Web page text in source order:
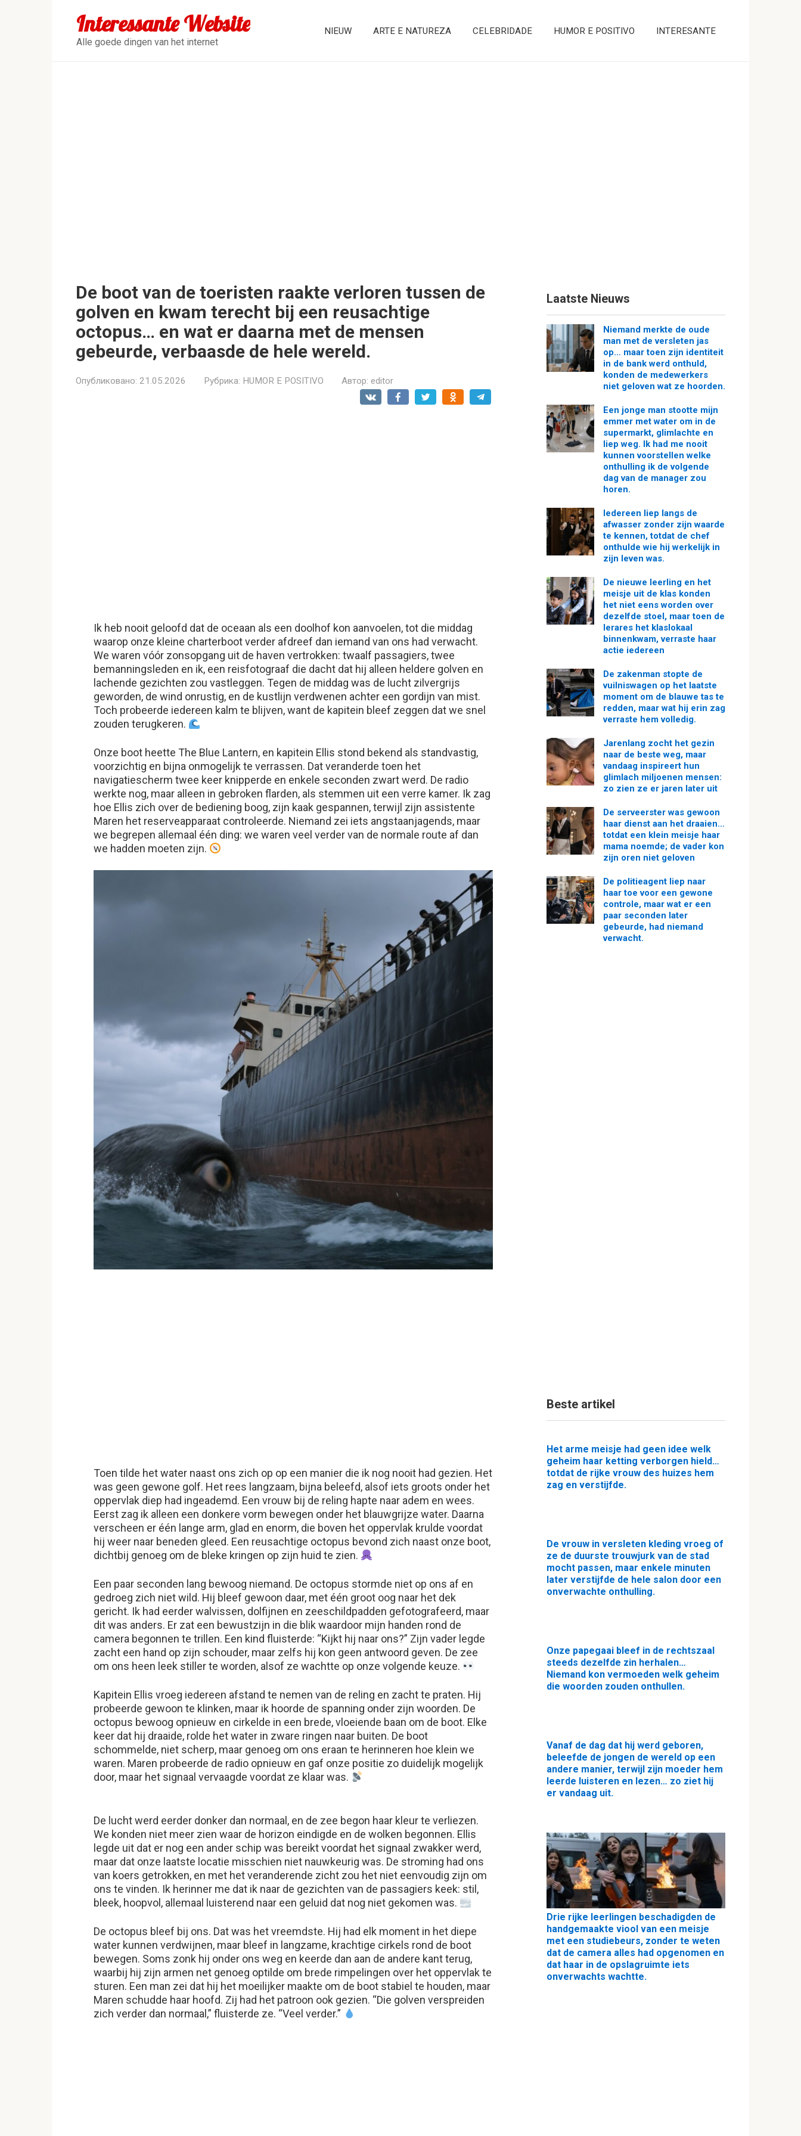
Interessante Website
Alle goede dingen van het internet
NIEUW ARTE E NATUREZA CELEBRIDADE HUMOR E POSITIVO INTERESANTE
De boot van de toeristen raakte verloren tussen de
golven en kwam terecht bij een reusachtige
octopus… en wat er daarna met de mensen
gebeurde, verbaasde de hele wereld.
Опубликовано: 21.05.2026 Рубрика: HUMOR E POSITIVO Автор: editor
Ik heb nooit geloofd dat de oceaan als een doolhof kon aanvoelen, tot die middag
waarop onze kleine charterboot verder afdreef dan iemand van ons had verwacht.
We waren vóór zonsopgang uit de haven vertrokken: twaalf passagiers, twee
bemanningsleden en ik, een reisfotograaf die dacht dat hij alleen heldere golven en
lachende gezichten zou vastleggen. Tegen de middag was de lucht zilvergrijs
geworden, de wind onrustig, en de kustlijn verdwenen achter een gordijn van mist.
Toch probeerde iedereen kalm te blijven, want de kapitein bleef zeggen dat we snel
zouden terugkeren.
Onze boot heette The Blue Lantern, en kapitein Ellis stond bekend als standvastig,
voorzichtig en bijna onmogelijk te verrassen. Dat veranderde toen het
navigatiescherm twee keer knipperde en enkele seconden zwart werd. De radio
werkte nog, maar alleen in gebroken flarden, als stemmen uit een verre kamer. Ik zag
hoe Ellis zich over de bediening boog, zijn kaak gespannen, terwijl zijn assistente
Maren het reserveapparaat controleerde. Niemand zei iets angstaanjagends, maar
we begrepen allemaal één ding: we waren veel verder van de normale route af dan
we hadden moeten zijn.
Toen tilde het water naast ons zich op op een manier die ik nog nooit had gezien. Het
was geen gewone golf. Het rees langzaam, bijna beleefd, alsof iets groots onder het
oppervlak diep had ingeademd. Een vrouw bij de reling hapte naar adem en wees.
Eerst zag ik alleen een donkere vorm bewegen onder het blauwgrijze water. Daarna
verscheen er één lange arm, glad en enorm, die boven het oppervlak krulde voordat
hij weer naar beneden gleed. Een reusachtige octopus bevond zich naast onze boot,
dichtbij genoeg om de bleke kringen op zijn huid te zien.
Een paar seconden lang bewoog niemand. De octopus stormde niet op ons af en
gedroeg zich niet wild. Hij bleef gewoon daar, met één groot oog naar het dek
gericht. Ik had eerder walvissen, dolfijnen en zeeschildpadden gefotografeerd, maar
dit was anders. Er zat een bewustzijn in die blik waardoor mijn handen rond de
camera begonnen te trillen. Een kind fluisterde: “Kijkt hij naar ons?” Zijn vader legde
zacht een hand op zijn schouder, maar zelfs hij kon geen antwoord geven. De zee
om ons heen leek stiller te worden, alsof ze wachtte op onze volgende keuze.
Kapitein Ellis vroeg iedereen afstand te nemen van de reling en zacht te praten. Hij
probeerde gewoon te klinken, maar ik hoorde de spanning onder zijn woorden. De
octopus bewoog opnieuw en cirkelde in een brede, vloeiende baan om de boot. Elke
keer dat hij draaide, rolde het water in zware ringen naar buiten. De boot
schommelde, niet scherp, maar genoeg om ons eraan te herinneren hoe klein we
waren. Maren probeerde de radio opnieuw en gaf onze positie zo duidelijk mogelijk
door, maar het signaal vervaagde voordat ze klaar was.
De lucht werd eerder donker dan normaal, en de zee begon haar kleur te verliezen.
We konden niet meer zien waar de horizon eindigde en de wolken begonnen. Ellis
legde uit dat er nog een ander schip was bereikt voordat het signaal zwakker werd,
maar dat onze laatste locatie misschien niet nauwkeurig was. De stroming had ons
van koers getrokken, en met het veranderende zicht zou het niet eenvoudig zijn om
ons te vinden. Ik herinner me dat ik naar de gezichten van de passagiers keek: stil,
bleek, hoopvol, allemaal luisterend naar een geluid dat nog niet gekomen was.
De octopus bleef bij ons. Dat was het vreemdste. Hij had elk moment in het diepe
water kunnen verdwijnen, maar bleef in langzame, krachtige cirkels rond de boot
bewegen. Soms zonk hij onder ons weg en keerde dan aan de andere kant terug,
waarbij hij zijn armen net genoeg optilde om brede rimpelingen over het oppervlak te
sturen. Een man zei dat hij het moeilijker maakte om de boot stabiel te houden, maar
Maren schudde haar hoofd. Zij had het patroon ook gezien. “Die golven verspreiden
zich verder dan normaal,” fluisterde ze. “Veel verder.”
Laatste Nieuws
Niemand merkte de oude
man met de versleten jas
op… maar toen zijn identiteit
in de bank werd onthuld,
konden de medewerkers
niet geloven wat ze hoorden.
Een jonge man stootte mijn
emmer met water om in de
supermarkt, glimlachte en
liep weg. Ik had me nooit
kunnen voorstellen welke
onthulling ik de volgende
dag van de manager zou
horen.
Iedereen liep langs de
afwasser zonder zijn waarde
te kennen, totdat de chef
onthulde wie hij werkelijk in
zijn leven was.
De nieuwe leerling en het
meisje uit de klas konden
het niet eens worden over
dezelfde stoel, maar toen de
lerares het klaslokaal
binnenkwam, verraste haar
actie iedereen
De zakenman stopte de
vuilniswagen op het laatste
moment om de blauwe tas te
redden, maar wat hij erin zag
verraste hem volledig.
Jarenlang zocht het gezin
naar de beste weg, maar
vandaag inspireert hun
glimlach miljoenen mensen:
zo zien ze er jaren later uit
De serveerster was gewoon
haar dienst aan het draaien…
totdat een klein meisje haar
mama noemde; de vader kon
zijn oren niet geloven
De politieagent liep naar
haar toe voor een gewone
controle, maar wat er een
paar seconden later
gebeurde, had niemand
verwacht.
Beste artikel
Het arme meisje had geen idee welk
geheim haar ketting verborgen hield…
totdat de rijke vrouw des huizes hem
zag en verstijfde.
De vrouw in versleten kleding vroeg of
ze de duurste trouwjurk van de stad
mocht passen, maar enkele minuten
later verstijfde de hele salon door een
onverwachte onthulling.
Onze papegaai bleef in de rechtszaal
steeds dezelfde zin herhalen…
Niemand kon vermoeden welk geheim
die woorden zouden onthullen.
Vanaf de dag dat hij werd geboren,
beleefde de jongen de wereld op een
andere manier, terwijl zijn moeder hem
leerde luisteren en lezen… zo ziet hij
er vandaag uit.
Drie rijke leerlingen beschadigden de
handgemaakte viool van een meisje
met een studiebeurs, zonder te weten
dat de camera alles had opgenomen en
dat haar in de opslagruimte iets
onverwachts wachtte.